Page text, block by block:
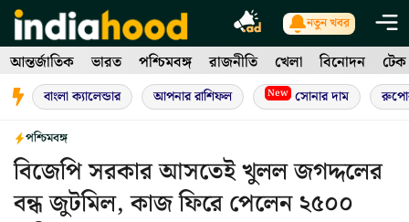
Skip
to
content
নতুন খবর
আন্তর্জাতিক ভারত পশ্চিমবঙ্গ রাজনীতি খেলা বিনোদন টেক
বাংলা ক্যালেন্ডার আপনার রাশিফল New সোনার দাম
পশ্চিমবঙ্গ
বিজেপি সরকার আসতেই খুলল জগদ্দলের
বন্ধ জুটমিল, কাজ ফিরে পেলেন ২৫০০